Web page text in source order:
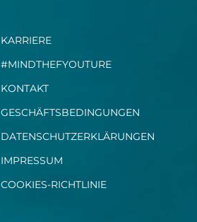
KARRIERE
#MINDTHEFYOUTURE
KONTAKT
GESCHÄFTSBEDINGUNGEN
DATENSCHUTZERKLÄRUNGEN
IMPRESSUM
COOKIES-RICHTLINIE